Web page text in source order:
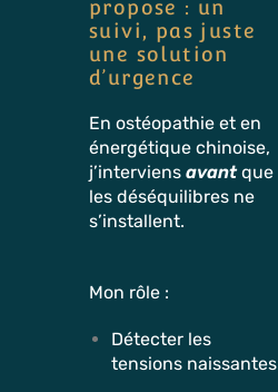
propose : un
suivi, pas juste
une solution
d’urgence
En ostéopathie et en
énergétique chinoise,
j’interviens avant que
les déséquilibres ne
s’installent.
Mon rôle :
Détecter les
tensions naissantes